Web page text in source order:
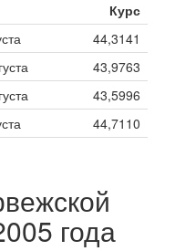
Курс
44,3141
43,9763
43,5996
44,7110
года